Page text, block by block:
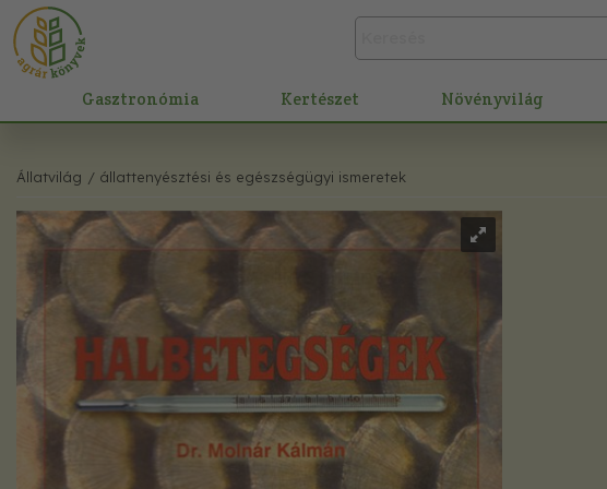
Gasztronómia Kertészet Növényvilág
Állatvilág / állattenyésztési és egészségügyi ismeretek